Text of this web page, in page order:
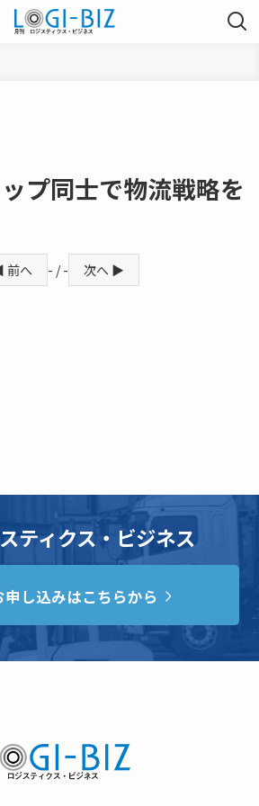
プ同士で物流戦略を
前へ - / - 次へ ▶
ティクス・ビジネス
し込みはこちらから